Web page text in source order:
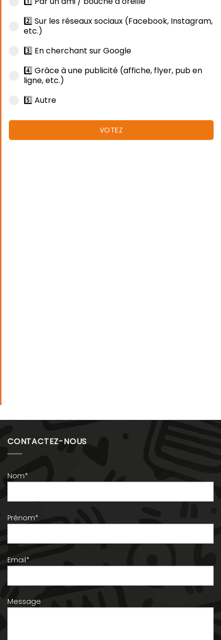
2️⃣ Sur les réseaux sociaux (Facebook, Instagram,
etc.)
3️⃣ En cherchant sur Google
4️⃣ Grâce à une publicité (affiche, flyer, pub en
ligne, etc.)
5️⃣ Autre
VOTEZ
CONTACTEZ-NOUS
Nom*
Prénom*
Email*
Message